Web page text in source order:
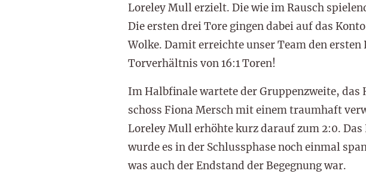
Loreley Mull erzielt. Die wie im Rausch
Die ersten drei Tore gingen dabei auf das
Wolke. Damit erreichte unser Team den
Torverhältnis von 16:1 Toren!
Im Halbfinale wartete der Gruppenzweite,
schoss Fiona Mersch mit einem traumhaft
Loreley Mull erhöhte kurz darauf zum 2:0.
wurde es in der Schlussphase noch einmal
was auch der Endstand der Begegnung war.